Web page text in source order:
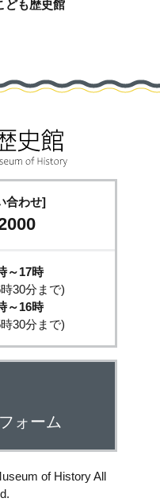
ども歴史館
合わせ]
～17時
30分まで)
～16時
30分まで)
ォーム
of History All